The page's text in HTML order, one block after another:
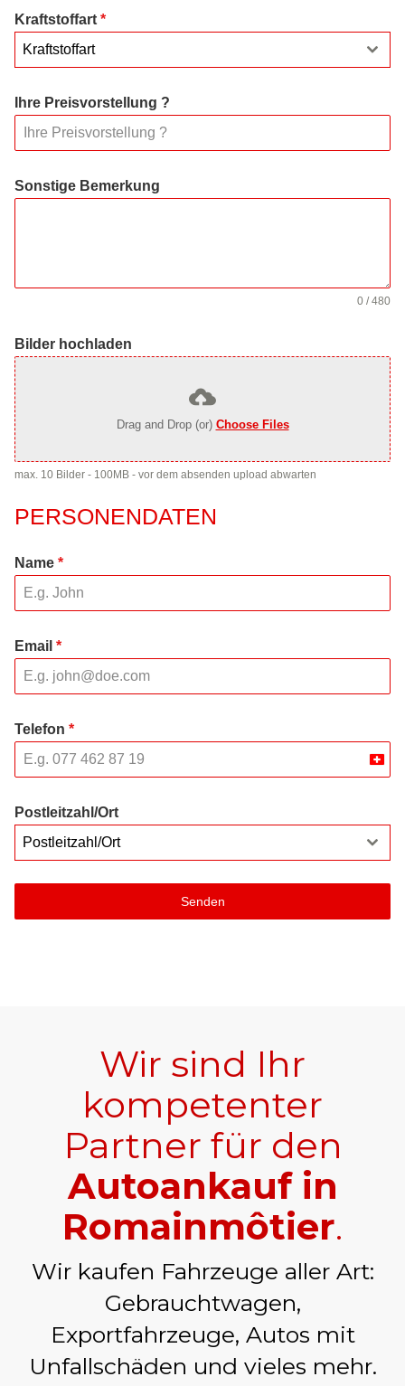
Kraftstoffart *
Kraftstoffart
Ihre Preisvorstellung ?
Sonstige Bemerkung
0 / 480
Bilder hochladen
Drag and Drop (or) Choose Files
max. 10 Bilder - 100MB - vor dem absenden upload abwarten
PERSONENDATEN
Name *
Email *
Telefon *
Postleitzahl/Ort
Postleitzahl/Ort
Senden
Wir sind Ihr
kompetenter
Partner für den
Autoankauf in
Romainmôtier.
Wir kaufen Fahrzeuge aller Art:
Gebrauchtwagen,
Exportfahrzeuge, Autos mit
Unfallschäden und vieles mehr.